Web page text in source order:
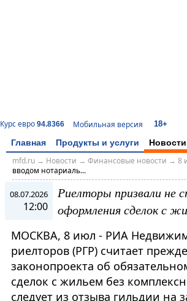
Курс евро 94.8366 Мобильная версия 18+
Главная Продукты и услуги Новости
mfd.ru→ Новости → Финансовые новости → 8
вводом нотариаль...
08.07.2026
12:00
Риелторы призвали не
оформления сделок с
МОСКВА, 8 июл - РИА
риелторов (РГР) считает
законопроекта об
сделок с жильем без
следует из отзыва гильдии